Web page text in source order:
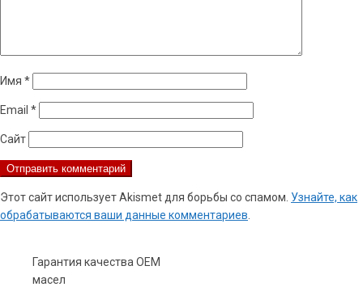
Имя *
Email *
Сайт
Этот сайт использует Akismet для борьбы со спамом. Узнайте, как
обрабатываются ваши данные комментариев
Гарантия качества OEM
масел